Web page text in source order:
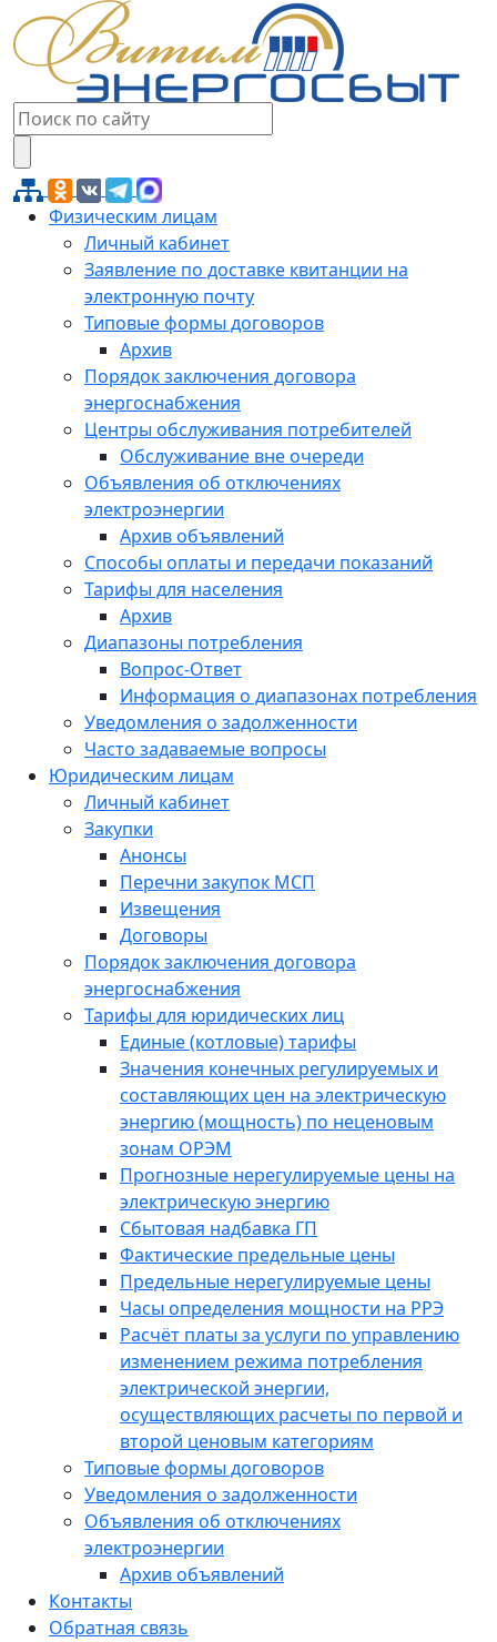
Физическим лицам
Личный кабинет
Заявление по доставке квитанции на
электронную почту
Типовые формы договоров
Архив
Порядок заключения договора
энергоснабжения
Центры обслуживания потребителей
Обслуживание вне очереди
Объявления об отключениях
электроэнергии
Архив объявлений
Способы оплаты и передачи показаний
Тарифы для населения
Архив
Диапазоны потребления
Вопрос-Ответ
Информация о диапазонах потребления
Уведомления о задолженности
Часто задаваемые вопросы
Юридическим лицам
Личный кабинет
Закупки
Анонсы
Перечни закупок МСП
Извещения
Договоры
Порядок заключения договора
энергоснабжения
Тарифы для юридических лиц
Единые (котловые) тарифы
Значения конечных регулируемых и
составляющих цен на электрическую
энергию (мощность) по неценовым
зонам ОРЭМ
Прогнозные нерегулируемые цены на
электрическую энергию
Сбытовая надбавка ГП
Фактические предельные цены
Предельные нерегулируемые цены
Часы определения мощности на РРЭ
Расчёт платы за услуги по управлению
изменением режима потребления
электрической энергии,
осуществляющих расчеты по первой и
второй ценовым категориям
Типовые формы договоров
Уведомления о задолженности
Объявления об отключениях
электроэнергии
Архив объявлений
Контакты
Обратная связь